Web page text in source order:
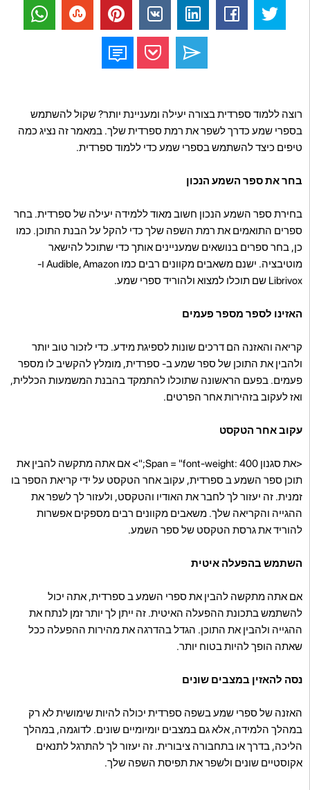
רוצה ללמוד ספרדית בצורה יעילה ומעניינת יותר? שקול להשתמש
בספרי שמע כדרך לשפר את רמת ספרדית שלך. במאמר זה נציג כמה
טיפים כיצד להשתמש בספרי שמע כדי ללמוד ספרדית.
בחר את ספר השמע הנכון
בחירת ספר השמע הנכון חשוב מאוד ללמידה יעילה של ספרדית. בחר
ספרים התואמים את רמת השפה שלך כדי להקל על הבנת התוכן. כמו
כן, בחר ספרים בנושאים שמעניינים אותך כדי שתוכל להישאר
מוטיבציה. ישנם משאבים מקוונים רבים כמו Audible, Amazon ו-
Librivox שם תוכלו למצוא ולהוריד ספרי שמע.
האזינו לספר מספר פעמים
קריאה והאזנה הם דרכים שונות לספיגת מידע. כדי לזכור טוב יותר
ולהבין את התוכן של ספר שמע ב- ספרדית, מומלץ להקשיב לו מספר
פעמים. בפעם הראשונה שתוכלו להתמקד בהבנת המשמעות הכללית,
ואז לעקוב בזהירות אחר הפרטים.
עקוב אחר הטקסט
<את סגנון Span = "font-weight: 400;"> אם אתה מתקשה להבין את
תוכן ספר השמע ב ספרדית, עקוב אחר הטקסט על ידי קריאת הספר בו
זמנית. זה יעזור לך לחבר את האודיו והטקסט, ולעזור לך לשפר את
ההגייה והקריאה שלך. משאבים מקוונים רבים מספקים אפשרות
להוריד את גרסת הטקסט של ספר השמע.
השתמש בהפעלה איטית
אם אתה מתקשה להבין את ספרי השמע ב ספרדית, אתה יכול
להשתמש בתכונת ההפעלה האיטית. זה ייתן לך יותר זמן לנתח את
ההגייה ולהבין את התוכן. הגדל בהדרגה את מהירות ההפעלה ככל
שאתה הופך להיות בטוח יותר.
נסה להאזין במצבים שונים
האזנה של ספרי שמע בשפה ספרדית יכולה להיות שימושית לא רק
במהלך הלמידה, אלא גם במצבים יומיומיים שונים. לדוגמה, במהלך
הליכה, בדרך או בתחבורה ציבורית. זה יעזור לך להתרגל לתנאים
אקוסטיים שונים ולשפר את תפיסת השפה שלך.